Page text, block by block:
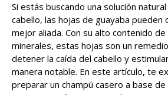
Si estás buscando una solución
cabello, las hojas de guayaba pueden
mejor aliada. Con su alto contenido
minerales, estas hojas son un
detener la caída del cabello y
manera notable. En este artículo, te
preparar un champú casero a base